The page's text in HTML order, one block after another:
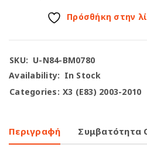
Πρόσθήκη στην
SKU: U-N84-BM0780
Availability: In Stock
Categories: X3 (E83) 2003-2010
Περιγραφή Συμβατότητα